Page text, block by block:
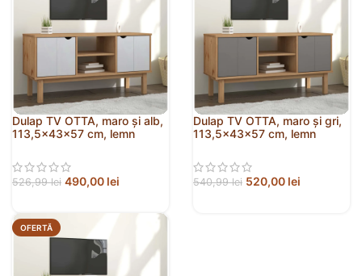
Dulap TV OTTA, maro și alb,
113,5x43x57 cm, lemn
526,99lei 490,00 lei
Dulap TV OTTA, maro și gri,
113,5x43x57 cm, lemn
540,99lei 520,00 lei
OFERTĂ